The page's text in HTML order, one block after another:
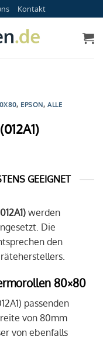
Kontakt
, EPSON,ALLE
GEEIGNET
werden
Die
den
80×80
passenden
von 80mm
von ebenfalls